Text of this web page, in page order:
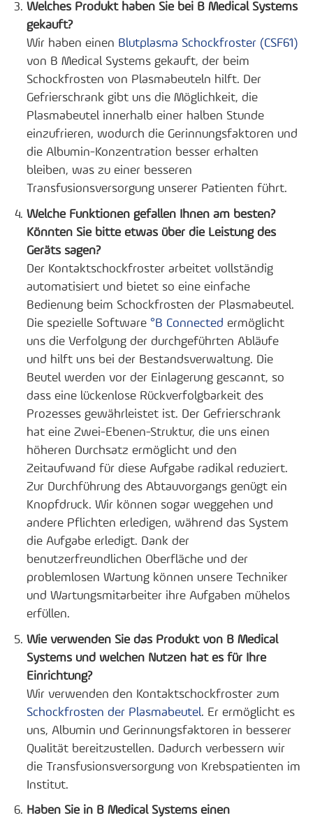
Welches Produkt haben Sie bei B Medical Systems
gekauft?
Wir haben einen Blutplasma Schockfroster (CSF61)
von B Medical Systems gekauft, der beim
Schockfrosten von Plasmabeuteln hilft. Der
Gefrierschrank gibt uns die Möglichkeit, die
Plasmabeutel innerhalb einer halben Stunde
einzufrieren, wodurch die Gerinnungsfaktoren und
die Albumin-Konzentration besser erhalten
bleiben, was zu einer besseren
Transfusionsversorgung unserer Patienten führt.
Welche Funktionen gefallen Ihnen am besten?
Könnten Sie bitte etwas über die Leistung des
Geräts sagen?
Der Kontaktschockfroster arbeitet vollständig
automatisiert und bietet so eine einfache
Bedienung beim Schockfrosten der Plasmabeutel.
Die spezielle Software °B Connected ermöglicht
uns die Verfolgung der durchgeführten Abläufe
und hilft uns bei der Bestandsverwaltung. Die
Beutel werden vor der Einlagerung gescannt, so
dass eine lückenlose Rückverfolgbarkeit des
Prozesses gewährleistet ist. Der Gefrierschrank
hat eine Zwei-Ebenen-Struktur, die uns einen
höheren Durchsatz ermöglicht und den
Zeitaufwand für diese Aufgabe radikal reduziert.
Zur Durchführung des Abtauvorgangs genügt ein
Knopfdruck. Wir können sogar weggehen und
andere Pflichten erledigen, während das System
die Aufgabe erledigt. Dank der
benutzerfreundlichen Oberfläche und der
problemlosen Wartung können unsere Techniker
und Wartungsmitarbeiter ihre Aufgaben mühelos
erfüllen.
Wie verwenden Sie das Produkt von B Medical
Systems und welchen Nutzen hat es für Ihre
Einrichtung?
Wir verwenden den Kontaktschockfroster zum
Schockfrosten der Plasmabeutel. Er ermöglicht es
uns, Albumin und Gerinnungsfaktoren in besserer
Qualität bereitzustellen. Dadurch verbessern wir
die Transfusionsversorgung von Krebspatienten im
Institut.
Haben Sie in B Medical Systems einen